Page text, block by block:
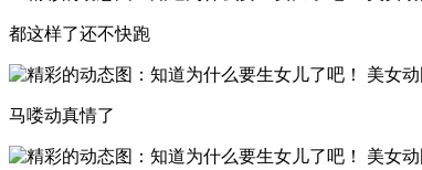
都这样了还不快跑
马喽动真情了